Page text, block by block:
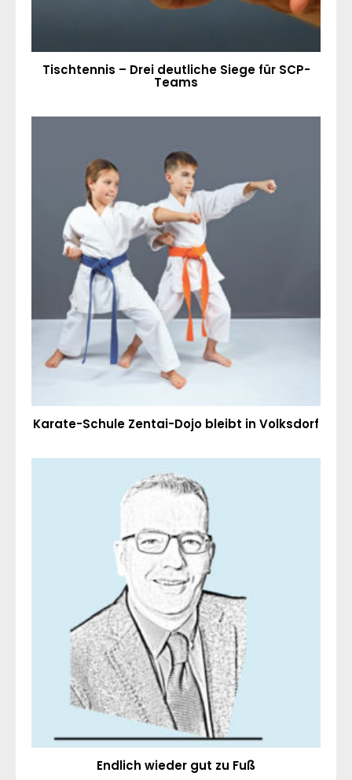
Tischtennis – Drei deutliche Siege für SCP-
Teams
Karate-Schule Zentai-Dojo bleibt in Volksdorf
Endlich wieder gut zu Fuß